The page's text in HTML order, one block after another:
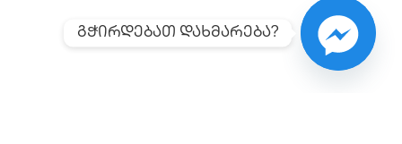
გჭირდებათ დახმარება?